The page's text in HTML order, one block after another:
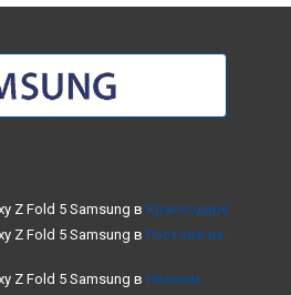
Z Fold 5 Samsung в Краснодаре
Z Fold 5 Samsung в Ростове-на-
Z Fold 5 Samsung в Нижнем